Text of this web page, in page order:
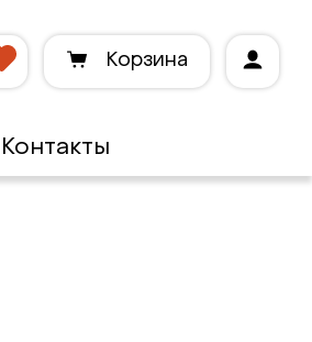
Корзина
Контакты